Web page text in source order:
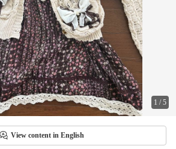
1 /5
View content in English